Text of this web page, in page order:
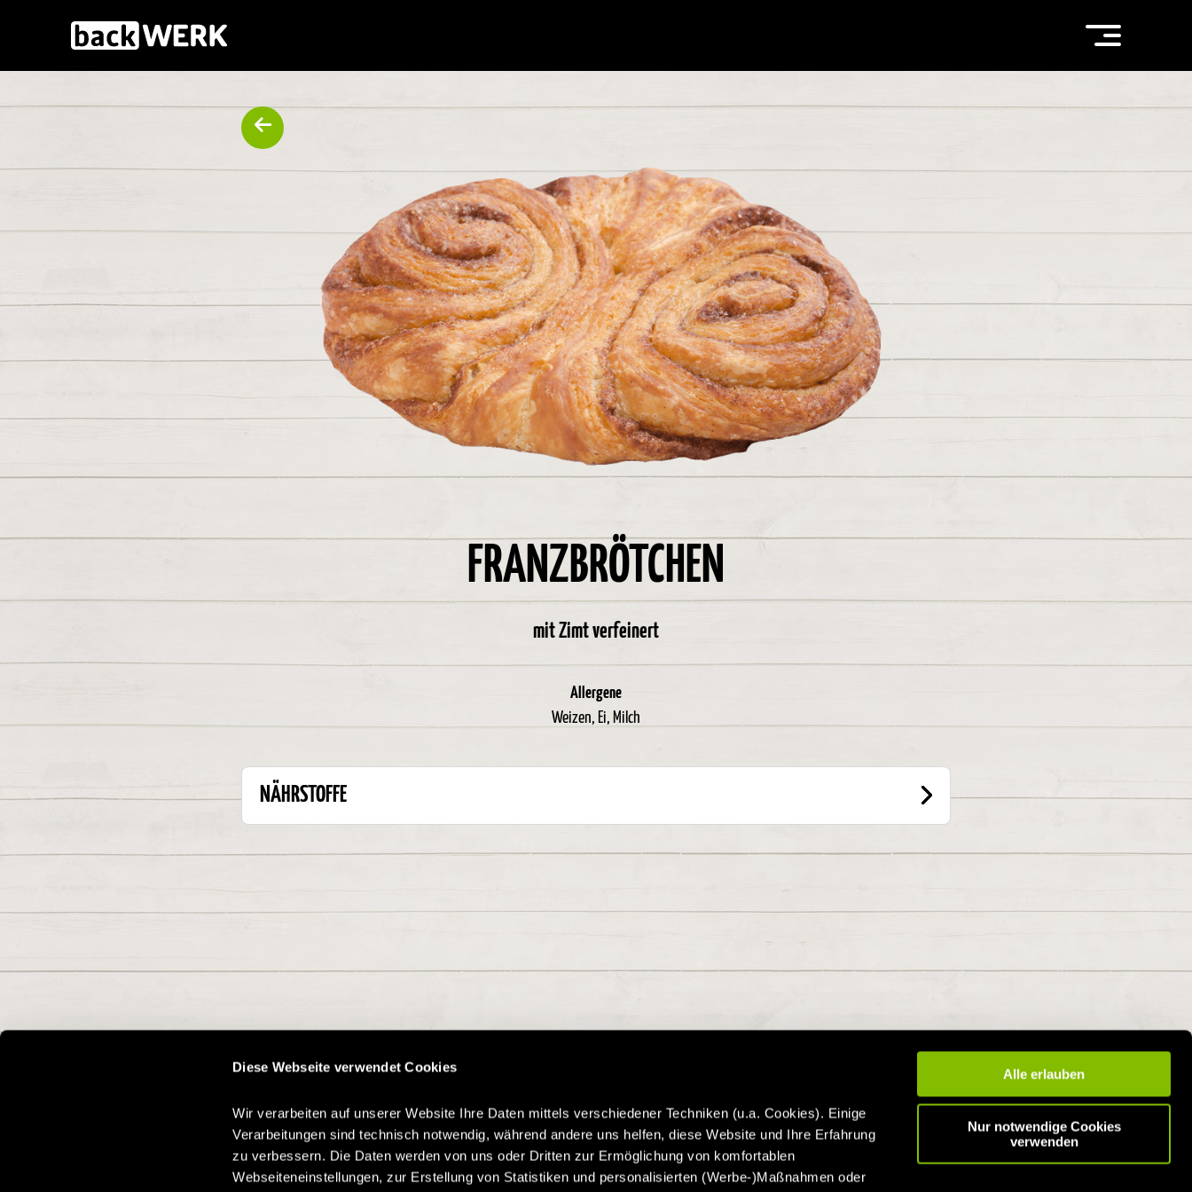
Diese Webseite verwendet Cookies
Wir verarbeiten auf unserer Website Ihre Daten mittels verschiedener Techniken (u.a. Cookies). Einige
Verarbeitungen sind technisch notwendig, während andere uns helfen, diese Website und Ihre Erfahrung
zu verbessern. Die Daten werden von uns oder Dritten zur Ermöglichung von komfortablen
Webseiteneinstellungen, zur Erstellung von Statistiken und personalisierten (Werbe-)Maßnahmen oder
Alle erlauben
Nur notwendige Cookies
verwenden
FRANZBRÖTCHEN
mit Zimt verfeinert
Allergene
Weizen, Ei, Milch
NÄHRSTOFFE